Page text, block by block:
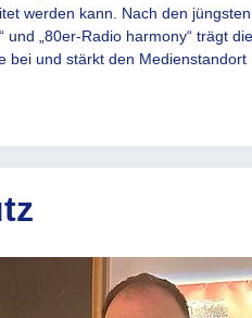
werden kann. Nach den
und „80er-Radio harmony“ trägt
bei und stärkt den Medienstandort